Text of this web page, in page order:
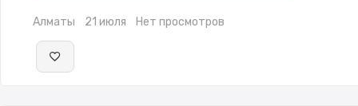
Алматы 21 июля Нет просмотров